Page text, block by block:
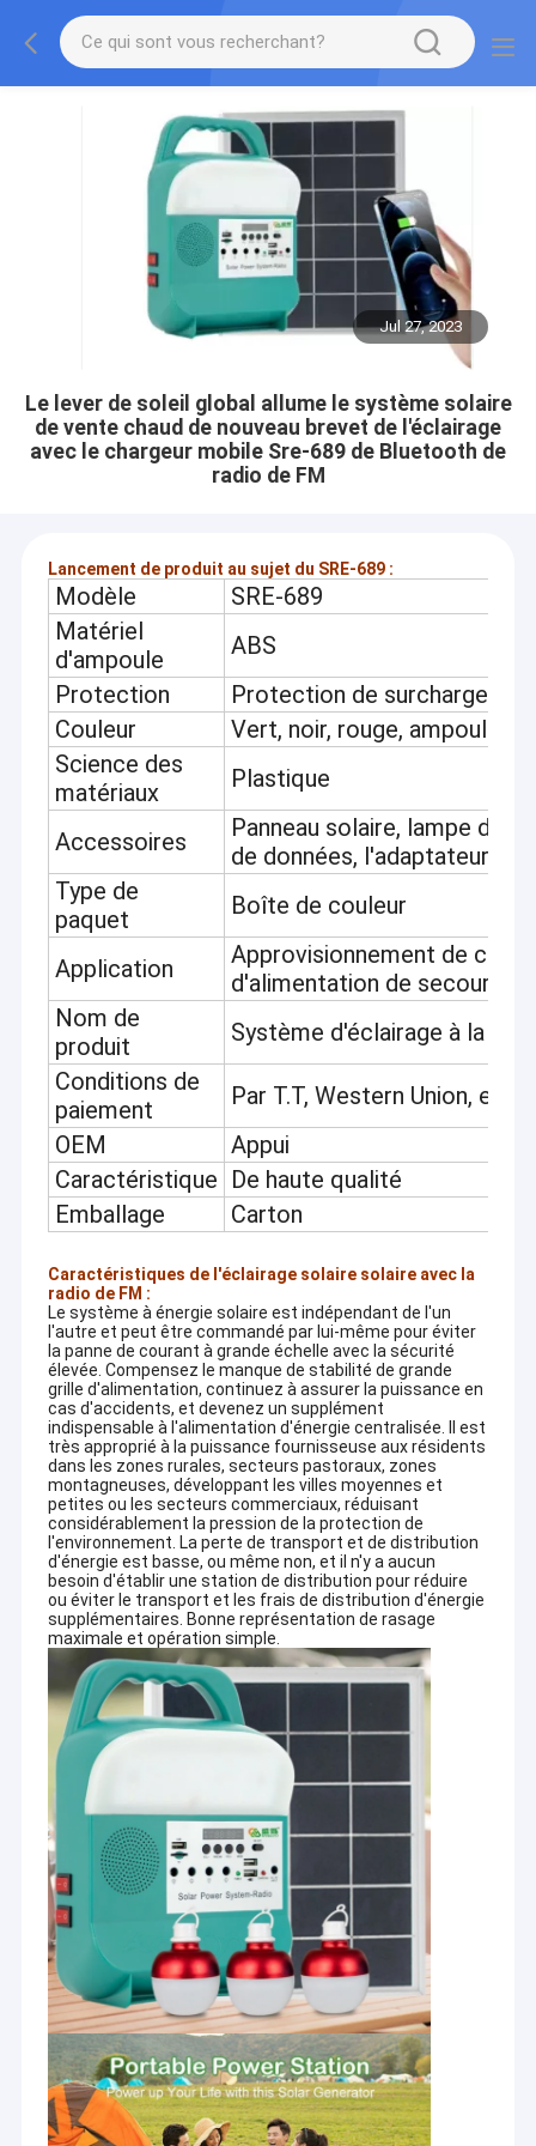
Jul 27, 2023
Le lever de soleil global allume le système solaire
de vente chaud de nouveau brevet de l'éclairage
avec le chargeur mobile Sre-689 de Bluetooth de
radio de FM
Lancement de produit au sujet du SRE-689 :
Modèle
SRE-689
Matériel
d'ampoule
ABS
Protection
Protection de surcharge et
Couleur
Vert, noir, rouge, ampoule,
Science des
matériaux
Plastique
Accessoires
Panneau solaire, lampe de
de données, l'adaptateur,
Type de
paquet
Boîte de couleur
Application
Approvisionnement de
d'alimentation de secours,
Nom de
produit
Système d'éclairage à la
Conditions de
paiement
Par T.T, Western Union, etc.
OEM
Appui
Caractéristique
De haute qualité
Emballage
Carton
Caractéristiques de l'éclairage solaire solaire avec la
radio de FM :
Le système à énergie solaire est indépendant de l'un
l'autre et peut être commandé par lui-même pour éviter
la panne de courant à grande échelle avec la sécurité
élevée. Compensez le manque de stabilité de grande
grille d'alimentation, continuez à assurer la puissance en
cas d'accidents, et devenez un supplément
indispensable à l'alimentation d'énergie centralisée. Il est
très approprié à la puissance fournisseuse aux résidents
dans les zones rurales, secteurs pastoraux, zones
montagneuses, développant les villes moyennes et
petites ou les secteurs commerciaux, réduisant
considérablement la pression de la protection de
l'environnement. La perte de transport et de distribution
d'énergie est basse, ou même non, et il n'y a aucun
besoin d'établir une station de distribution pour réduire
ou éviter le transport et les frais de distribution d'énergie
supplémentaires. Bonne représentation de rasage
maximale et opération simple.